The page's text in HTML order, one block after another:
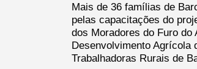
Mais de 36 famílias de
pelas capacitações do
dos Moradores do Furo
Desenvolvimento Agrícola
Trabalhadoras Rurais de